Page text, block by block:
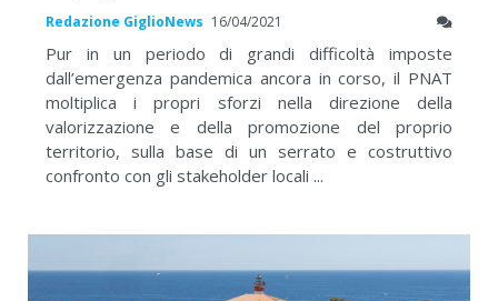
Redazione GiglioNews 16/04/2021
Pur in un periodo di grandi difficoltà imposte
dall’emergenza pandemica ancora in corso, il PNAT
moltiplica i propri sforzi nella direzione della
valorizzazione e della promozione del proprio
territorio, sulla base di un serrato e costruttivo
confronto con gli stakeholder locali ...